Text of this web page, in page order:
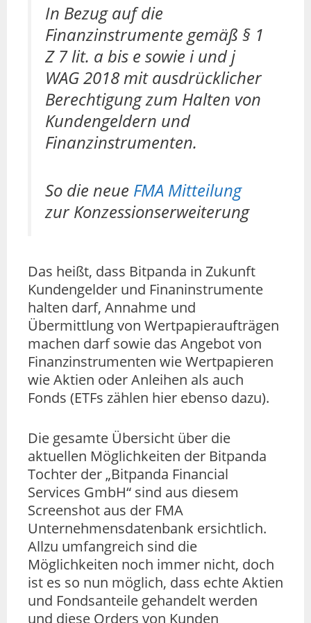
In Bezug auf die
Finanzinstrumente gemäß § 1
Z 7 lit. a bis e sowie i und j
WAG 2018 mit ausdrücklicher
Berechtigung zum Halten von
Kundengeldern und
Finanzinstrumenten.
So die neue FMA Mitteilung
zur Konzessionserweiterung
Das heißt, dass Bitpanda in Zukunft
Kundengelder und Finaninstrumente
halten darf, Annahme und
Übermittlung von Wertpapieraufträgen
machen darf sowie das Angebot von
Finanzinstrumenten wie Wertpapieren
wie Aktien oder Anleihen als auch
Fonds (ETFs zählen hier ebenso dazu).
Die gesamte Übersicht über die
aktuellen Möglichkeiten der Bitpanda
Tochter der „Bitpanda Financial
Services GmbH“ sind aus diesem
Screenshot aus der FMA
Unternehmensdatenbank ersichtlich.
Allzu umfangreich sind die
Möglichkeiten noch immer nicht, doch
ist es so nun möglich, dass echte Aktien
und Fondsanteile gehandelt werden
und diese Orders von Kunden